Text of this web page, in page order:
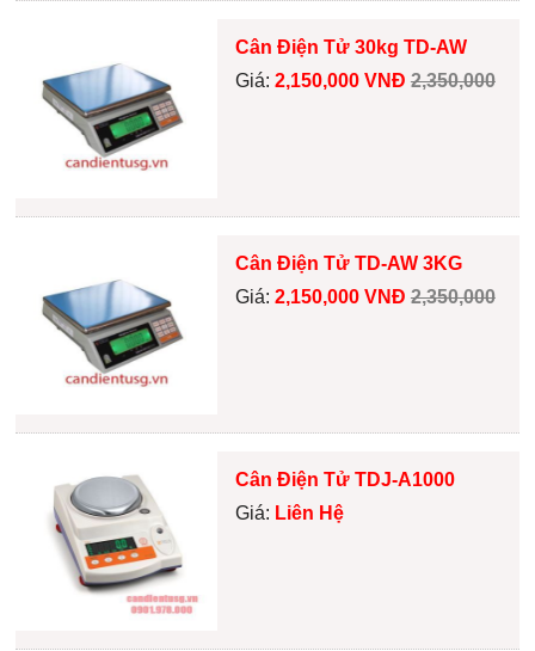
Cân Điện Tử 30kg TD-AW
Giá: 2,150,000 VNĐ 2,350,000
Cân Điện Tử TD-AW 3KG
Giá: 2,150,000 VNĐ 2,350,000
Cân Điện Tử TDJ-A1000
Giá: Liên Hệ